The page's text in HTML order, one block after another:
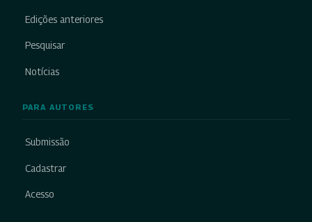
Edições anteriores
Pesquisar
Notícias
PARA AUTORES
Submissão
Cadastrar
Acesso